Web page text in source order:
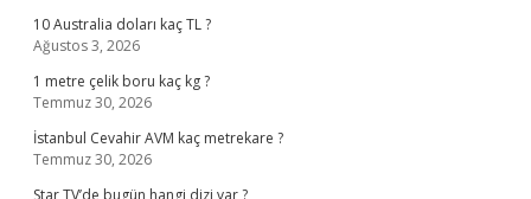
10 Australia doları kaç TL ?
Ağustos 3, 2026
1 metre çelik boru kaç kg ?
Temmuz 30, 2026
İstanbul Cevahir AVM kaç metrekare ?
Temmuz 30, 2026
Star TV’de bugün hangi dizi var ?